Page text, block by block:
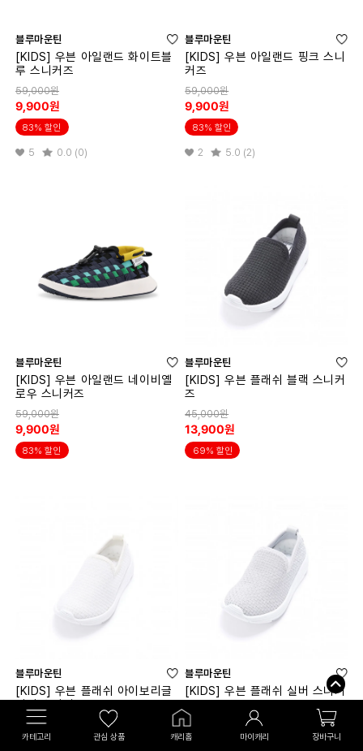
블루마운틴
[KIDS] 우븐 아일랜드 화이트블
루 스니커즈
59,000원
9,900원
83% 할인
5 0.0 (0)
블루마운틴
[KIDS] 우븐 아일랜드 핑크 스니
커즈
59,000원
9,900원
83% 할인
2 5.0 (2)
블루마운틴
[KIDS] 우븐 아일랜드 네이비옐
로우 스니커즈
59,000원
9,900원
83% 할인
블루마운틴
[KIDS] 우븐 플래쉬 블랙 스니커
즈
45,000원
13,900원
69% 할인
블루마운틴
[KIDS] 우븐 플래쉬 아이보리글
리터 스니커즈
54,000원
13,900원
블루마운틴
[KIDS] 우븐 플래쉬 실버 스니커
즈
54,000원
13,900원
카테고리 관심 상품 캐리홈 마이캐리 장바구니